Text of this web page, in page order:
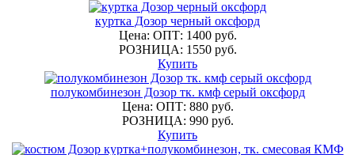
куртка Дозор черный оксфорд
Цена: ОПТ: 1400 руб.
РОЗНИЦА: 1550 руб.
Купить
полукомбинезон Дозор тк. кмф серый оксфорд
Цена: ОПТ: 880 руб.
РОЗНИЦА: 990 руб.
Купить